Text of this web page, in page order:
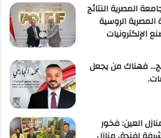
المصرية النتائج
المصرية الروسية
الإلكترونيات
فهناك من يجعل
العين: فخور